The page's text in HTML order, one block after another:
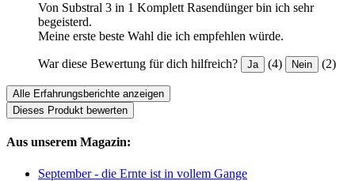
Von Substral 3 in 1 Komplett Rasendünger bin ich sehr
begeisterd.
Meine erste beste Wahl die ich empfehlen würde.
War diese Bewertung für dich hilfreich? Ja (4) Nein (2)
Alle Erfahrungsberichte anzeigen
Dieses Produkt bewerten
Aus unserem Magazin:
September - die Ernte ist in vollem Gange